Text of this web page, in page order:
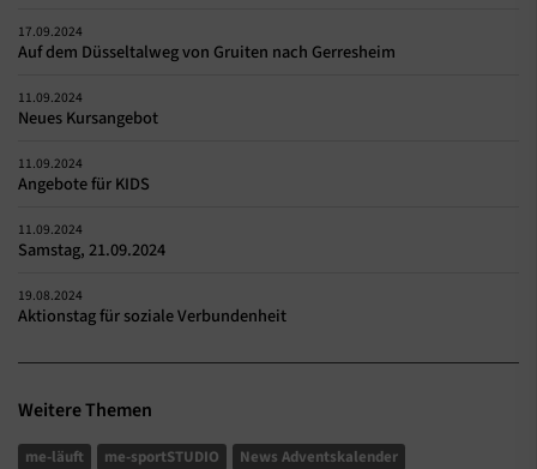
17.09.2024
Auf dem Düsseltalweg von Gruiten nach Gerresheim
11.09.2024
Neues Kursangebot
11.09.2024
Angebote für KIDS
11.09.2024
Samstag, 21.09.2024
19.08.2024
Aktionstag für soziale Verbundenheit
Weitere Themen
me-läuft me-sportSTUDIO
News Adventskalender